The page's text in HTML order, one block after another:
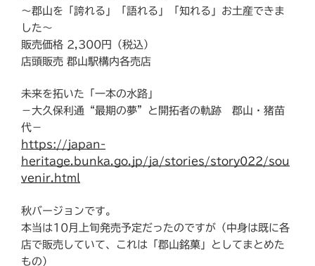
〜郡山を「誇れる」「語れる」「知れる」お土産できま
した〜
販売価格 2,300円（税込）
店頭販売 郡山駅構内各売店
未来を拓いた「一本の水路」
－大久保利通“最期の夢”と開拓者の軌跡 郡山・猪苗
代－
https://japan-
heritage.bunka.go.jp/ja/stories/story022/sou
venir.html
秋バージョンです。
本当は10月上旬発売予定だったのですが（中身は既に各
店で販売していて、これは「郡山銘菓」としてまとめた
もの）